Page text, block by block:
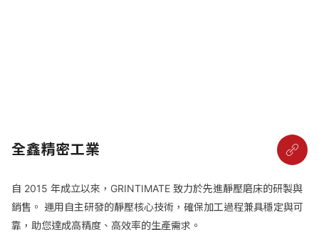
全鑫精密工業
自 2015 年成立以來，GRINTIMATE 致力於先進靜壓磨床的研製與
銷售。 運用自主研發的靜壓核心技術，確保加工過程兼具穩定與可
靠，助您達成高精度、高效率的生產需求。